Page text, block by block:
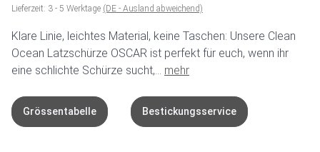
Lieferzeit: 3 - 5 Werktage (DE - Ausland abweichend)
Klare Linie, leichtes Material, keine Taschen: Unsere Clean
Ocean Latzschürze OSCAR ist perfekt für euch, wenn ihr
eine schlichte Schürze sucht,... mehr
Grössentabelle Bestickungsservice